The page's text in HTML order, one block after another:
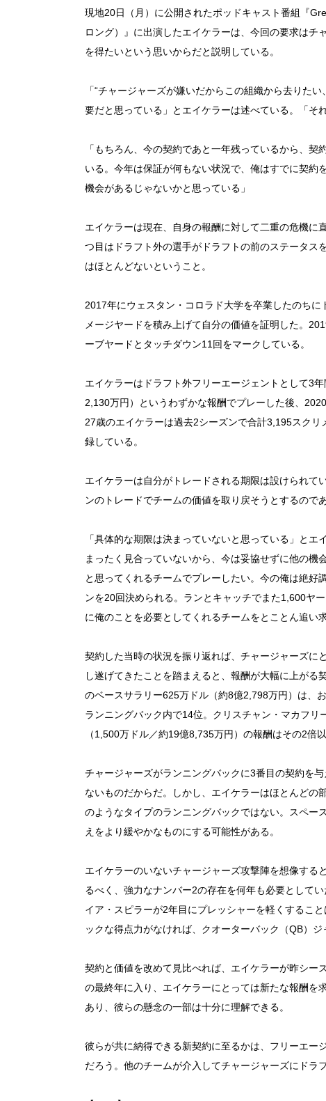
現地20日（月）に公開されたポッドキャスト番組『
ロング）』に出演したエイケラーは、今回の要求はチ
を得たいという思いからだと説明している。
「“チャージャーズが嫌いだからこの組織から去りた
要だと思っている」とエイケラーは述べている。「そ
「もちろん、今の契約であと一年残っているから、
いる。今年は保証が何もない状況で、俺はすでに契約
機会があるじゃないかと思っている」
エイケラーは現在、自身の報酬に対して二重の危機に
つ目はドラフト外の選手がドラフトの前のステータス
はほとんどないということ。
2017年にウェスタン・コロラド大学を卒業したのち
メージヤードを積み上げて自分の価値を証明した。
ーブヤードとタッチダウン11回をマークしている。
エイケラーはドラフト外フリーエージェントとして3
2,130万円）というわずかな報酬でプレーした後、
27歳のエイケラーは過去2シーズンで合計3,195スク
録している。
エイケラーは自分がトレードされる期限は設けられ
ンのトレードでチームの価値を取り戻そうとするので
「具体的な期限は決まっていないと思っている」と
まったく見合っていないから、今は妥協せずに他の
と思ってくれるチームでプレーしたい。今の俺は絶
ンを20回決められる。ランとキャッチでまた1,600ヤ
に俺のことを必要としてくれるチームをとことん追い
契約した当時の状況を振り返れば、チャージャーズに
し遂げてきたことを踏まえると、報酬が大幅に上が
のベースサラリー625万ドル（約8億2,798万円）は、
ランニングバック内で14位。クリスチャン・マカフ
（1,500万ドル／約19億8,735万円）の報酬はその2倍以
チャージャーズがランニングバックに3番目の契約を
ないものだからだ。しかし、エイケラーはほとんど
のようなタイプのランニングバックではない。スペー
えをより緩やかなものにする可能性がある。
エイケラーのいないチャージャーズ攻撃陣を想像する
るべく、強力なナンバー2の存在を何年も必要として
イア・スピラーが2年目にプレッシャーを軽くするこ
ックな得点力がなければ、クオーターバック（QB）
契約と価値を改めて見比べれば、エイケラーが昨シー
の最終年に入り、エイケラーにとっては新たな報酬を
あり、彼らの懸念の一部は十分に理解できる。
彼らが共に納得できる新契約に至るかは、フリーエー
だろう。他のチームが介入してチャージャーズにドラ